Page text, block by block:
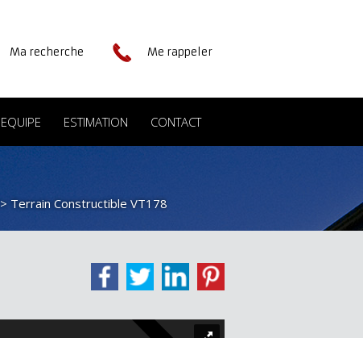
Me rappeler
Ma recherche
EQUIPE ESTIMATION CONTACT
> Terrain Constructible VT178